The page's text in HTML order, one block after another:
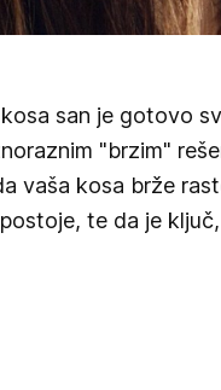
san je gotovo
"brzim"
vaša kosa brže
te da je